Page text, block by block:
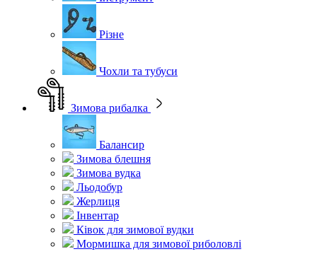
Різне
Чохли та тубуси
Зимова рибалка
Балансир
Зимова блешня
Зимова вудка
Льодобур
Жерлиця
Інвентар
Ківок для зимової вудки
Мормишка для зимової риболовлі